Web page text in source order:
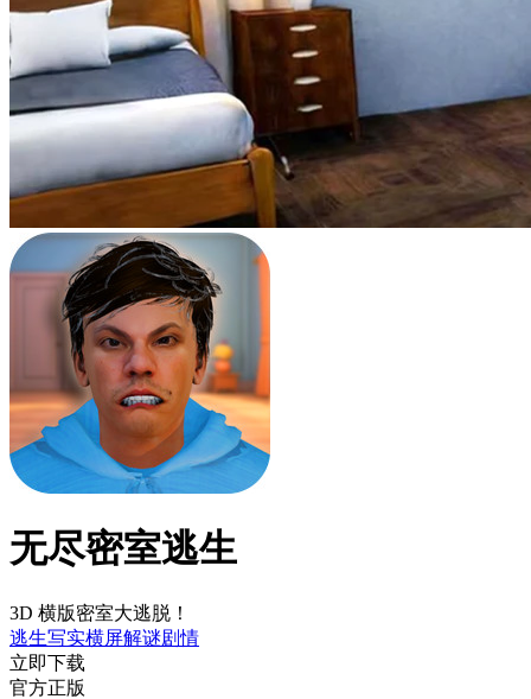
无尽密室逃生
3D 横版密室大逃脱！
逃生写实横屏解谜剧情
立即下载
官方正版